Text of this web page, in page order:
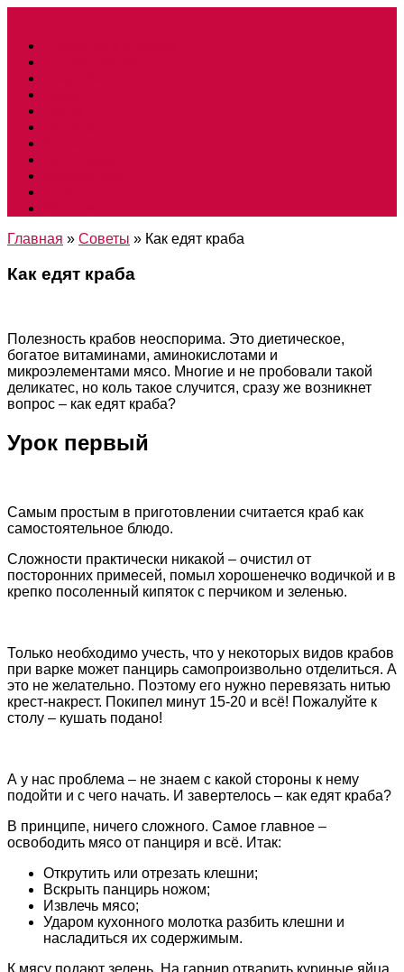
Главная » Советы » Как едят краба
Как едят краба
Полезность крабов неоспорима. Это диетическое,
богатое витаминами, аминокислотами и
микроэлементами мясо. Многие и не пробовали такой
деликатес, но коль такое случится, сразу же возникнет
вопрос – как едят краба?
Урок первый
Самым простым в приготовлении считается краб как
самостоятельное блюдо.
Сложности практически никакой – очистил от
посторонних примесей, помыл хорошенечко водичкой и в
крепко посоленный кипяток с перчиком и зеленью.
Только необходимо учесть, что у некоторых видов крабов
при варке может панцирь самопроизвольно отделиться. А
это не желательно. Поэтому его нужно перевязать нитью
крест-накрест. Покипел минут 15-20 и всё! Пожалуйте к
столу – кушать подано!
А у нас проблема – не знаем с какой стороны к нему
подойти и с чего начать. И завертелось – как едят краба?
В принципе, ничего сложного. Самое главное –
освободить мясо от панциря и всё. Итак:
Открутить или отрезать клешни;
Вскрыть панцирь ножом;
Извлечь мясо;
Ударом кухонного молотка разбить клешни и
насладиться их содержимым.